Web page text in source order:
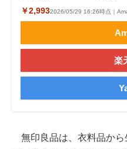
￥2,9932026/05/29 16:26時点｜
楽
無印良品は、衣料品から